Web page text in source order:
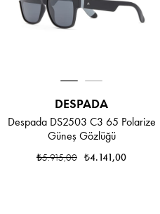
DESPADA
Despada DS2503 C3 65 Polarize
Güneş Gözlüğü
₺4.141,00
₺5.915,00